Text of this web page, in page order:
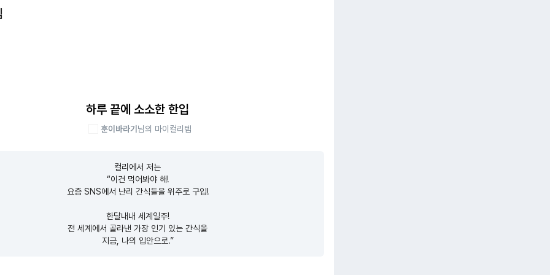
하루 끝에 소소한 한입
훈이바라기 님의 마이컬리템
컬리에서 저는
“이건 먹어봐야 해!
요즘 SNS에서 난리 간식들을 위주로 구입!
한달내내 세계일주!
전 세계에서 골라낸 가장 인기 있는 간식을
지금, 나의 입안으로.”